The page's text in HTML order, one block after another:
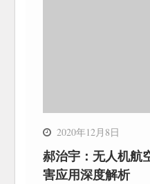
2020年12月8日
郝治宇：无人机航
害应用深度解析